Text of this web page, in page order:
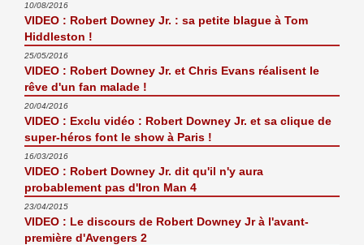
10/08/2016
VIDEO : Robert Downey Jr. : sa petite blague à Tom
Hiddleston !
25/05/2016
VIDEO : Robert Downey Jr. et Chris Evans réalisent le
rêve d'un fan malade !
20/04/2016
VIDEO : Exclu vidéo : Robert Downey Jr. et sa clique de
super-héros font le show à Paris !
16/03/2016
VIDEO : Robert Downey Jr. dit qu'il n'y aura
probablement pas d'Iron Man 4
23/04/2015
VIDEO : Le discours de Robert Downey Jr à l'avant-
première d'Avengers 2